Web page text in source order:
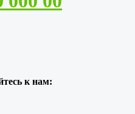
к нам: